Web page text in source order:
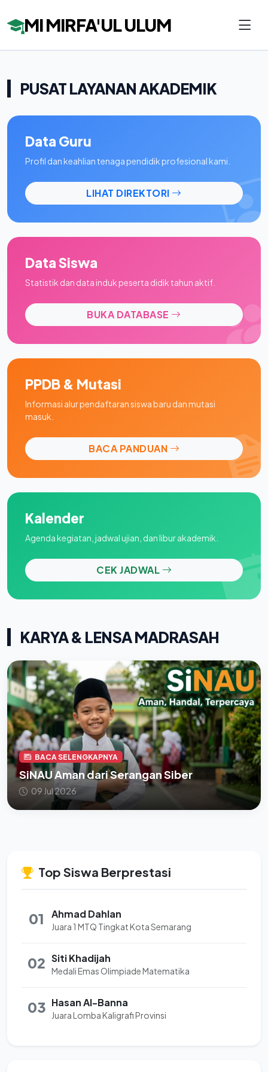
MI MIRFA'UL ULUM
PUSAT LAYANAN AKADEMIK
Data Guru
Profil dan keahlian tenaga pendidik profesional kami.
LIHAT DIREKTORI
Data Siswa
Statistik dan data induk peserta didik tahun aktif.
BUKA DATABASE
PPDB & Mutasi
Informasi alur pendaftaran siswa baru dan mutasi
masuk.
BACA PANDUAN
Kalender
Agenda kegiatan, jadwal ujian, dan libur akademik.
CEK JADWAL
KARYA & LENSA MADRASAH
BACA SELENGKAPNYA
SiNAU Aman dari Serangan Siber
09 Jul 2026
Top Siswa Berprestasi
01 Ahmad Dahlan
Juara 1 MTQ Tingkat Kota Semarang
02 Siti Khadijah
Medali Emas Olimpiade Matematika
03 Hasan Al-Banna
Juara Lomba Kaligrafi Provinsi